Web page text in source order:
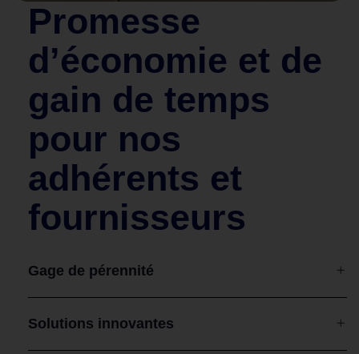
Promesse
d’économie et de
gain de temps
pour nos
adhérents et
fournisseurs
Gage de pérennité
Solutions innovantes